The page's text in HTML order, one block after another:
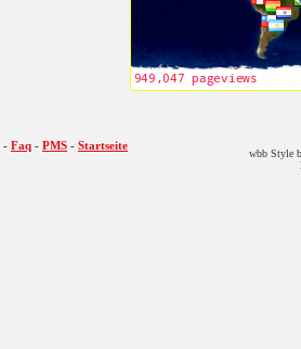
- Faq - PMS - Startseite
wbb Style